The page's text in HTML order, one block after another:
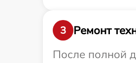
3
Ремонт
После полной